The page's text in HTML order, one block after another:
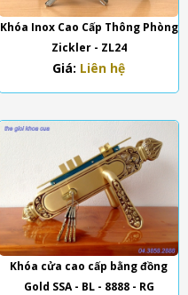
Khóa Inox Cao Cấp Thông Phòng
Zickler - ZL24
Giá: Liên hệ
Khóa cửa cao cấp bằng đồng
Gold SSA - BL - 8888 - RG